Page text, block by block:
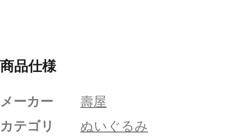
商品仕様
メーカー
壽屋
カテゴリ
ぬいぐるみ